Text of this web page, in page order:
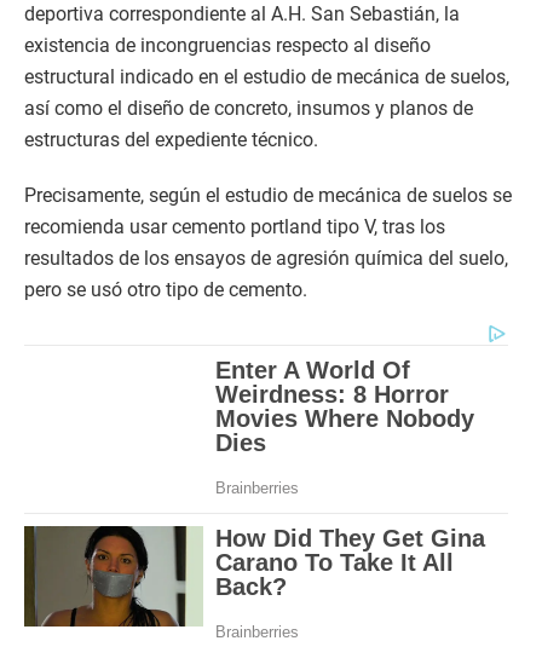
deportiva correspondiente al A.H. San Sebastián, la
existencia de incongruencias respecto al diseño
estructural indicado en el estudio de mecánica de suelos,
así como el diseño de concreto, insumos y planos de
estructuras del expediente técnico.
Precisamente, según el estudio de mecánica de suelos se
recomienda usar cemento portland tipo V, tras los
resultados de los ensayos de agresión química del suelo,
pero se usó otro tipo de cemento.